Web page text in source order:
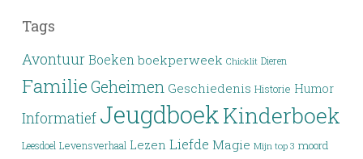
Tags
Avontuur Boeken boekperweek Chicklit Dieren
Familie Geheimen Geschiedenis Historie Humor
Informatief JeugdboekKinderboek
Leesdoel Levensverhaal Lezen Liefde Magie Mijn top 3 moord